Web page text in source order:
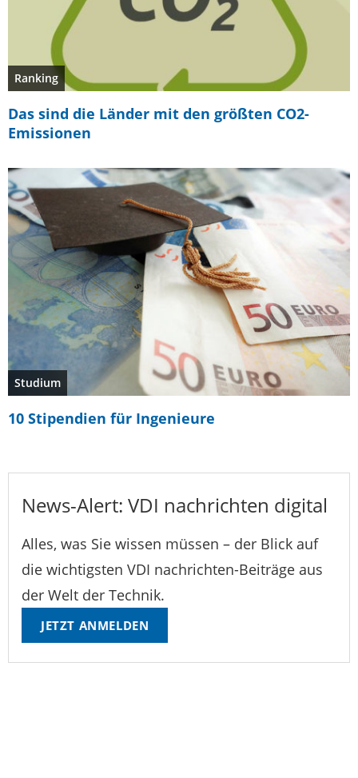
Ranking
Das sind die Länder mit den größten CO2-
Emissionen
Studium
10 Stipendien für Ingenieure
News-Alert: VDI nachrichten digital
Alles, was Sie wissen müssen – der Blick auf
die wichtigsten VDI nachrichten-Beiträge aus
der Welt der Technik.
JETZT ANMELDEN